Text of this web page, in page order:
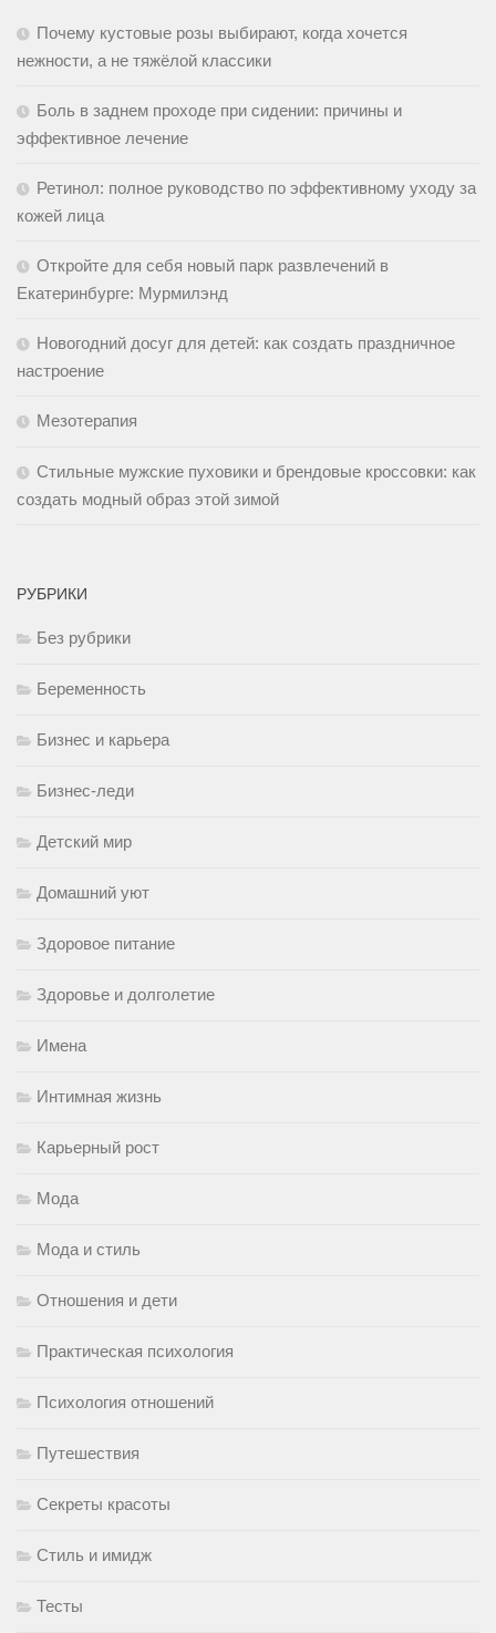
Почему кустовые розы выбирают, когда хочется
нежности, а не тяжёлой классики
Боль в заднем проходе при сидении: причины и
эффективное лечение
Ретинол: полное руководство по эффективному уходу за
кожей лица
Откройте для себя новый парк развлечений в
Екатеринбурге: Мурмилэнд
Новогодний досуг для детей: как создать праздничное
настроение
Мезотерапия
Стильные мужские пуховики и брендовые кроссовки: как
создать модный образ этой зимой
РУБРИКИ
Без рубрики
Беременность
Бизнес и карьера
Бизнес-леди
Детский мир
Домашний уют
Здоровое питание
Здоровье и долголетие
Имена
Интимная жизнь
Карьерный рост
Мода
Мода и стиль
Отношения и дети
Практическая психология
Психология отношений
Путешествия
Секреты красоты
Стиль и имидж
Тесты